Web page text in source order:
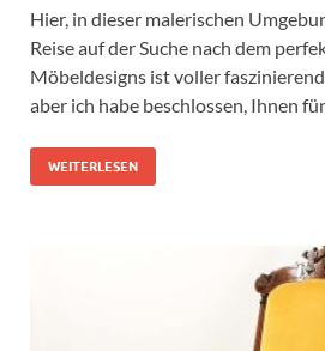
Hier, in dieser malerischen
Reise auf der Suche nach dem
Möbeldesigns ist voller
aber ich habe beschlossen, Ihnen
WEITERLESEN